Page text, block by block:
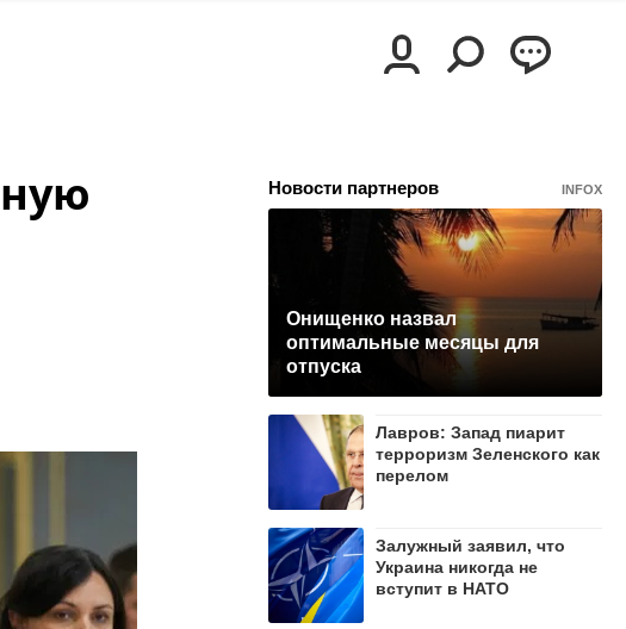
Новости партнеров INFOX
Онищенко назвал
оптимальные месяцы для
отпуска
Лавров: Запад пиарит
терроризм Зеленского как
перелом
Залужный заявил, что
Украина никогда не
вступит в НАТО